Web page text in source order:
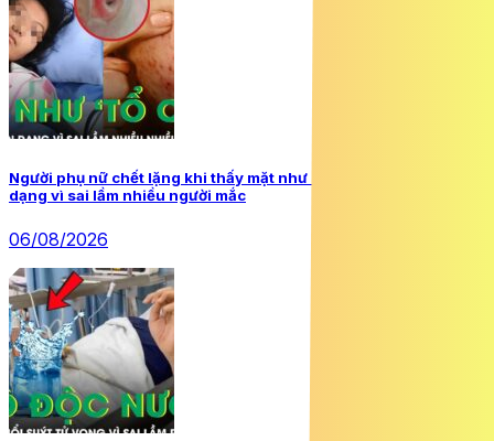
Người phụ nữ chết lặng khi thấy mặt như ‘tổ ong’, nguy cơ biến
dạng vì sai lầm nhiều người mắc
06/08/2026